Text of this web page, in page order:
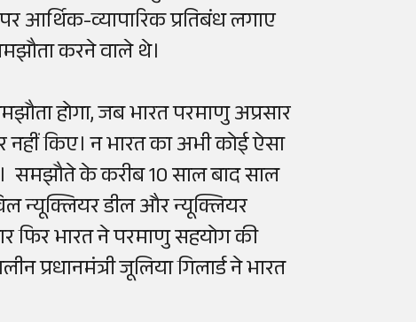
आर्थिक-व्यापारिक प्रतिबंध लगाए
करने वाले थे।
होगा, जब भारत परमाणु अप्रसार
नहीं किए। न भारत का अभी कोई ऐसा
समझौते के करीब 10 साल बाद साल
न्यूक्लियर डील और न्यूक्लियर
फिर भारत ने परमाणु सहयोग की
जूलिया गिलार्ड ने भारत